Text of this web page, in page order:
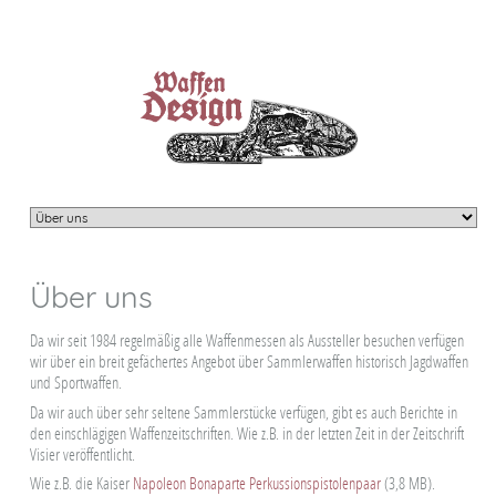
Über uns
Da wir seit 1984 regelmäßig alle Waffenmessen als Aussteller besuchen verfügen
wir über ein breit gefächertes Angebot über Sammlerwaffen historisch Jagdwaffen
und Sportwaffen.
Da wir auch über sehr seltene Sammlerstücke verfügen, gibt es auch Berichte in
den einschlägigen Waffenzeitschriften. Wie z.B. in der letzten Zeit in der Zeitschrift
Visier veröffentlicht.
Wie z.B. die Kaiser Napoleon Bonaparte Perkussionspistolenpaar(3,8 MB).